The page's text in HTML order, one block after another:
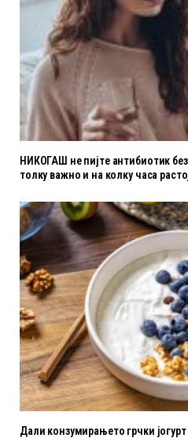
НИКОГАШ не пијте антибиотик
толку важно и на колку часа
Дали конзумирањето грчки